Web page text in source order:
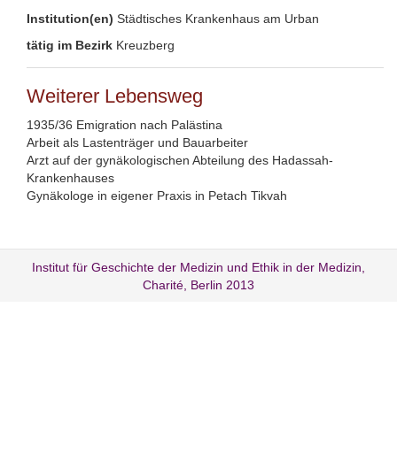
Institution(en) Städtisches Krankenhaus am Urban
tätig im Bezirk Kreuzberg
Weiterer Lebensweg
1935/36 Emigration nach Palästina
Arbeit als Lastenträger und Bauarbeiter
Arzt auf der gynäkologischen Abteilung des Hadassah-
Krankenhauses
Gynäkologe in eigener Praxis in Petach Tikvah
Institut für Geschichte der Medizin und Ethik in der Medizin,
Charité, Berlin 2013